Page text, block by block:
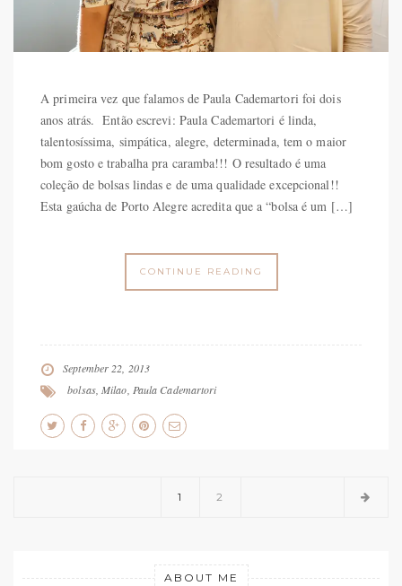
A primeira vez que falamos de Paula Cademartori foi dois
anos atrás. Então escrevi: Paula Cademartori é linda,
talentosíssima, simpática, alegre, determinada, tem o maior
bom gosto e trabalha pra caramba!!! O resultado é uma
coleção de bolsas lindas e de uma qualidade excepcional!!
Esta gaúcha de Porto Alegre acredita que a “bolsa é um […]
CONTINUE READING
September 22, 2013
bolsas,Milao, Paula Cademartori
1 2
ABOUT ME